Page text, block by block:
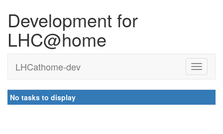
Development for
LHC@home
LHCathome-dev
No tasks to display